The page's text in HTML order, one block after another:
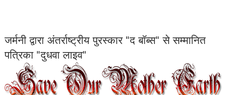
जर्मनी द्वारा अंतर्राष्ट्रीय पुरस्कार "द बॉब्स" से सम्मानित
पत्रिका "दुधवा लाइव"